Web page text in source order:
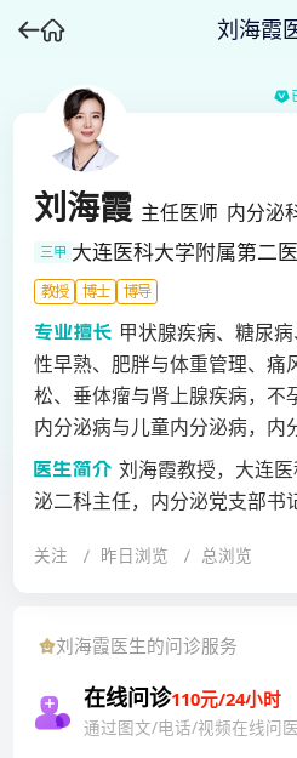
刘海霞
刘海霞 主任医师 内分泌
三甲 大连医科大学附属第二
教授 博士 博导
甲状腺疾病、糖尿
性早熟、肥胖与体重管理、痛
松、垂体瘤与肾上腺疾病，不
内分泌病与儿童内分泌病，内
腺疾病：各类疑难重症甲状腺
娠与妊娠期甲状腺疾病、采用
随访。(2)糖尿病：糖尿病前
个体化、规范化治疗。糖尿病
病眼病预防与治疗。 (3)身材
熟及内分泌代谢病所引起的矮
病。 (4)生殖内分泌：备孕及
刘海霞教授，大连
泌二科主任，内分泌党支部书
百层次人选。大连市名专家，
诊，严格依照国际指南采用金
恶性，避免了不必要的手术
难、危重甲状腺疾病，开展多
关注 昨日浏览 总浏览
刘海霞医生的问诊服务
在线问诊110元/24小时
通过图文/电话/视频在线问